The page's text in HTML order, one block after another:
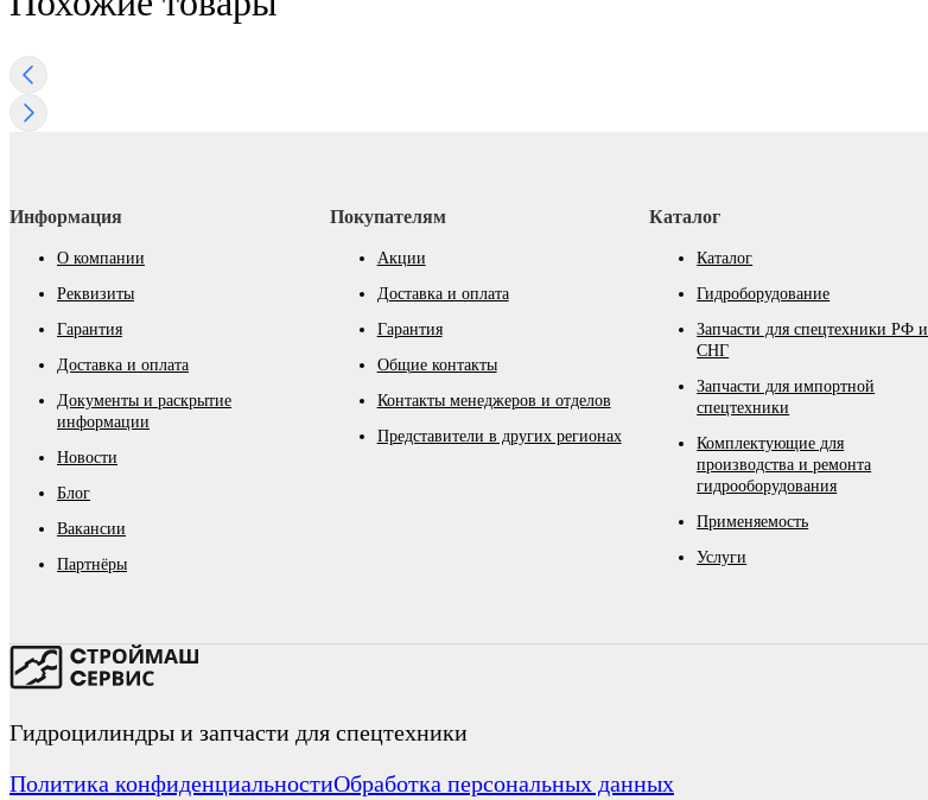
Информация
О компании
Реквизиты
Гарантия
Доставка и оплата
Документы и раскрытие
информации
Новости
Блог
Вакансии
Партнёры
Покупателям
Акции
Доставка и оплата
Гарантия
Общие контакты
Контакты менеджеров и отделов
Представители в других регионах
Каталог
Каталог
Гидроборудование
Запчасти для спецтехники РФ и
СНГ
Запчасти для импортной
спецтехники
Комплектующие для
производства и ремонта
гидрооборудования
Применяемость
Услуги
Гидроцилиндры и запчасти для спецтехники
Политика конфиденциальностиОбработка персональных данных